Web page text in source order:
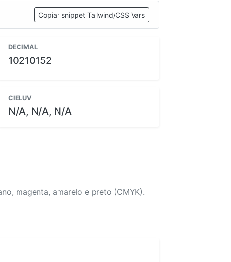
Copiar snippet Tailwind/CSS Vars
DECIMAL
10210152
CIELUV
N/A, N/A, N/A
magenta, amarelo e preto (CMYK).